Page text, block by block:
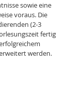
sowie eine
voraus. Die
(2-3
fertig
werden.